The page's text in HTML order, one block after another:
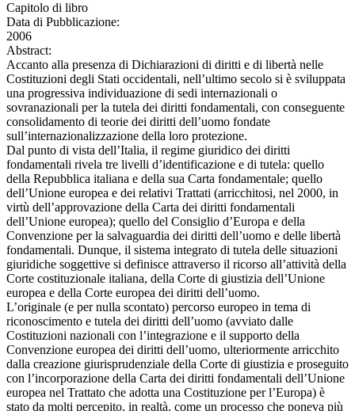
Capitolo di libro
Data di Pubblicazione:
2006
Abstract:
Accanto alla presenza di Dichiarazioni di diritti e di libertà nelle
Costituzioni degli Stati occidentali, nell’ultimo secolo si è sviluppata
una progressiva individuazione di sedi internazionali o
sovranazionali per la tutela dei diritti fondamentali, con conseguente
consolidamento di teorie dei diritti dell’uomo fondate
sull’internazionalizzazione della loro protezione.
Dal punto di vista dell’Italia, il regime giuridico dei diritti
fondamentali rivela tre livelli d’identificazione e di tutela: quello
della Repubblica italiana e della sua Carta fondamentale; quello
dell’Unione europea e dei relativi Trattati (arricchitosi, nel 2000, in
virtù dell’approvazione della Carta dei diritti fondamentali
dell’Unione europea); quello del Consiglio d’Europa e della
Convenzione per la salvaguardia dei diritti dell’uomo e delle libertà
fondamentali. Dunque, il sistema integrato di tutela delle situazioni
giuridiche soggettive si definisce attraverso il ricorso all’attività della
Corte costituzionale italiana, della Corte di giustizia dell’Unione
europea e della Corte europea dei diritti dell’uomo.
L’originale (e per nulla scontato) percorso europeo in tema di
riconoscimento e tutela dei diritti dell’uomo (avviato dalle
Costituzioni nazionali con l’integrazione e il supporto della
Convenzione europea dei diritti dell’uomo, ulteriormente arricchito
dalla creazione giurisprudenziale della Corte di giustizia e proseguito
con l’incorporazione della Carta dei diritti fondamentali dell’Unione
europea nel Trattato che adotta una Costituzione per l’Europa) è
stato da molti percepito, in realtà, come un processo che poneva più